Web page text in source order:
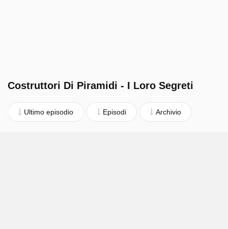
Costruttori Di Piramidi - I Loro Segreti
Ultimo episodio Episodi Archivio